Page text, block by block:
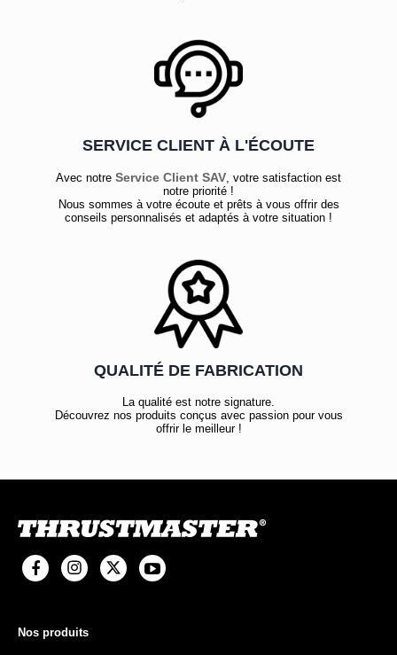
SERVICE CLIENT À L'ÉCOUTE
Avec notre Service Client SAV , votre satisfaction est
notre priorité !
Nous sommes à votre écoute et prêts à vous offrir des
conseils personnalisés et adaptés à votre situation !
QUALITÉ DE FABRICATION
La qualité est notre signature.
Découvrez nos produits conçus avec passion pour vous
offrir le meilleur !
Nos produits